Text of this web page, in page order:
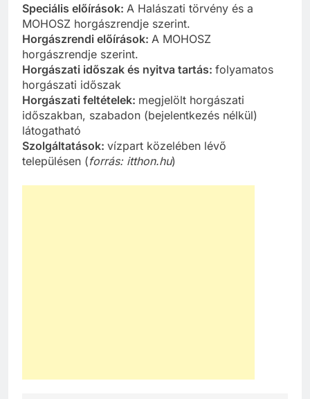
Speciális előírások: A Halászati törvény és a
MOHOSZ horgászrendje szerint.
Horgászrendi előírások: A MOHOSZ
horgászrendje szerint.
Horgászati időszak és nyitva tartás: folyamatos
horgászati időszak
Horgászati feltételek: megjelölt horgászati
időszakban, szabadon (bejelentkezés nélkül)
látogatható
Szolgáltatások: vízpart közelében lévő
településen (forrás: itthon.hu)